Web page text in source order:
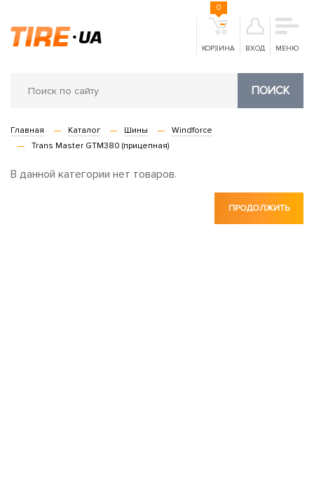
КОРЗИНА
0
ВХОД МЕНЮ
ПОИСК
Главная Каталог Шины
Windforce
Trans Master GTM380 (прицепная)
В данной категории нет товаров.
ПРОДОЛЖИТЬ